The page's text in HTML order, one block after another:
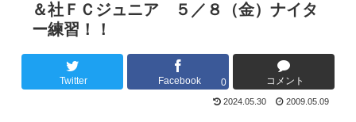
＆社ＦＣジュニア ５／８（金）ナイタ
ー練習！！
Twitter Facebook 0 コメント
2024.05.30 2009.05.09